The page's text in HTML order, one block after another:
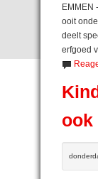
EMMEN
ooit
deelt
erfgoed
ook